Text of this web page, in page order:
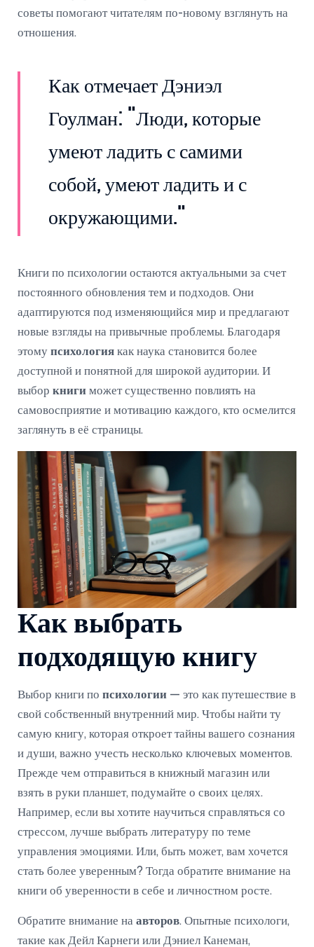
советы помогают читателям по-новому взглянуть на
отношения.
Как отмечает Дэниэл
Гоулман: "Люди, которые
умеют ладить с самими
собой, умеют ладить и с
окружающими."
Книги по психологии остаются актуальными за счет
постоянного обновления тем и подходов. Они
адаптируются под изменяющийся мир и предлагают
новые взгляды на привычные проблемы. Благодаря
этому психология как наука становится более
доступной и понятной для широкой аудитории. И
выбор книги может существенно повлиять на
самовосприятие и мотивацию каждого, кто осмелится
заглянуть в её страницы.
Как выбрать
подходящую книгу
Выбор книги по психологии — это как путешествие в
свой собственный внутренний мир. Чтобы найти ту
самую книгу, которая откроет тайны вашего сознания
и души, важно учесть несколько ключевых моментов.
Прежде чем отправиться в книжный магазин или
взять в руки планшет, подумайте о своих целях.
Например, если вы хотите научиться справляться со
стрессом, лучше выбрать литературу по теме
управления эмоциями. Или, быть может, вам хочется
стать более уверенным? Тогда обратите внимание на
книги об уверенности в себе и личностном росте.
Обратите внимание на авторов. Опытные психологи,
такие как Дейл Карнеги или Дэниел Канеман,